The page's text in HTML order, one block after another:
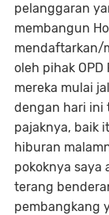
pelanggaran
membangun
mendaftarkan/
oleh pihak OPD
mereka mulai
dengan hari ini
pajaknya, baik
hiburan
pokoknya saya
terang
pembangkang